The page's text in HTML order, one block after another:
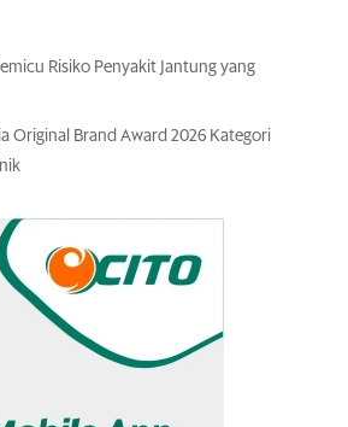
Risiko Penyakit Jantung yang
Original Brand Award 2026 Kategori